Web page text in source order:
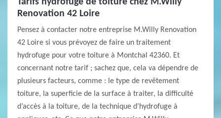
Tarifs hydrofuge de toiture chez M.Willy
Renovation 42 Loire
Pensez à contacter notre entreprise M.Willy Renovation
42 Loire si vous prévoyez de faire un traitement
hydrofuge pour votre toiture à Montchal 42360. Et
concernant notre tarif ; sachez que, cela va dépendre de
plusieurs facteurs, comme : le type de revêtement
toiture, la superficie de la surface à traiter, la difficulté
d’accès à la toiture, de la technique d’hydrofuge à